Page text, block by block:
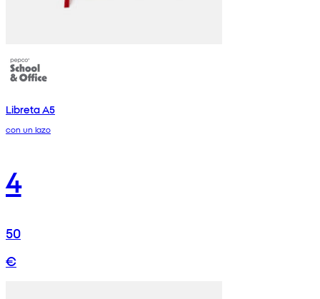
Libreta A5
con un lazo
4
50
€